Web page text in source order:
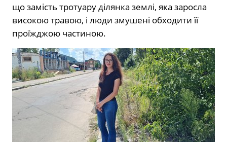
що замість тротуару ділянка землі, яка заросла
високою травою, і люди змушені обходити її
проїжджою частиною.